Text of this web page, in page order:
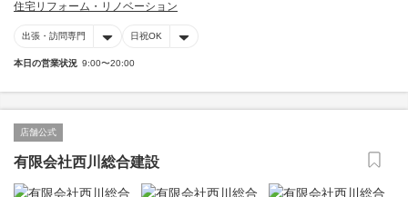
住宅リフォーム・リノベーション
出張・訪問専門 日祝OK
本日の営業状況 9:00〜20:00
店舗公式
有限会社西川総合建設